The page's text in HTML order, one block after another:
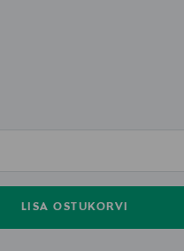
LISA OSTUKORVI